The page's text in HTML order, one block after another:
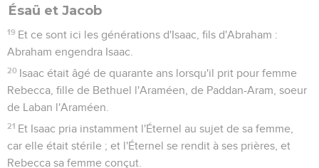
Ésaü et Jacob
19 Et ce sont ici les générations d'Isaac, fils d'Abraham :
Abraham engendra Isaac.
20 Isaac était âgé de quarante ans lorsqu'il prit pour femme
Rebecca, fille de Bethuel l'Araméen, de Paddan-Aram, soeur
de Laban l'Araméen.
21 Et Isaac pria instamment l'Éternel au sujet de sa femme,
car elle était stérile ; et l'Éternel se rendit à ses prières, et
Rebecca sa femme conçut.